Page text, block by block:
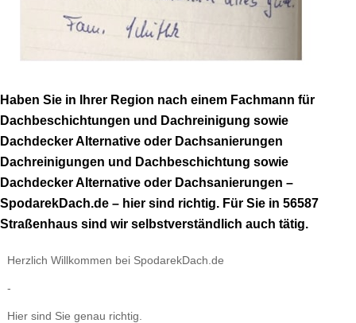
Haben Sie in Ihrer Region nach einem Fachmann für
Dachbeschichtungen und Dachreinigung sowie
Dachdecker Alternative oder Dachsanierungen
Dachreinigungen und Dachbeschichtung sowie
Dachdecker Alternative oder Dachsanierungen –
SpodarekDach.de – hier sind richtig. Für Sie in 56587
Straßenhaus sind wir selbstverständlich auch tätig.
Herzlich Willkommen bei SpodarekDach.de
-
Hier sind Sie genau richtig.